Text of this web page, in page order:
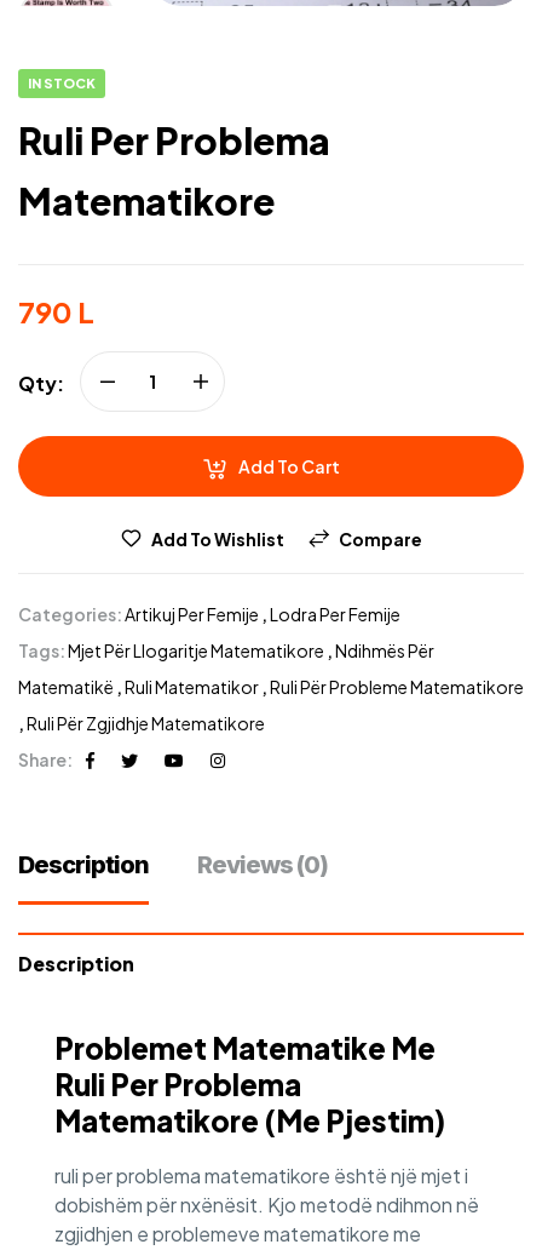
IN STOCK
Ruli Per Problema
Matematikore
790 L
Qty:
Add To Cart
Add To Wishlist Compare
Categories:Artikuj Per Femije ,Lodra Per Femije
Tags:Mjet Për Llogaritje Matematikore ,Ndihmës Për
Matematikë ,Ruli Matematikor ,Ruli Për Probleme Matematikore
,Ruli Për Zgjidhje Matematikore
Share:
Description Reviews (0)
Description
Problemet Matematike Me
Ruli Per Problema
Matematikore (me Pjestim)
ruli per problema matematikore është një mjet i
dobishëm për nxënësit. Kjo metodë ndihmon në
zgjidhjen e problemeve matematikore me